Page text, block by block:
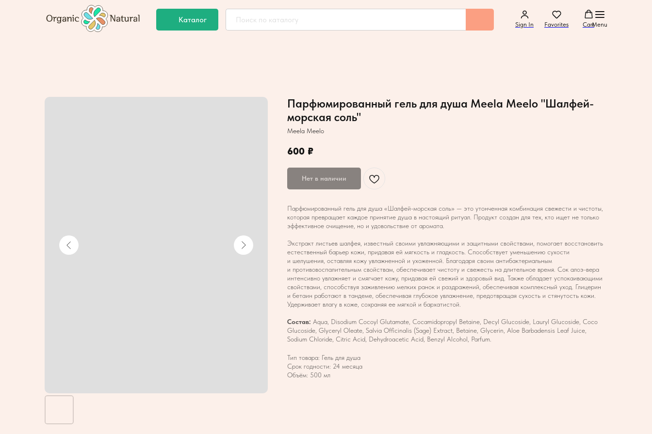
Каталог
Sign In Favorites CartMenu
Парфюмированный гель для душа Meela Meelo "Шалфей-
морская соль"
Meela Meelo
600 ₽
Нет в наличии
Парфюмированный гель для душа «Шалфей-морская соль» — это утонченная комбинация свежести и чистоты,
которая превращает каждое принятие душа в настоящий ритуал. Продукт создан для тех, кто ищет не только
эффективное очищение, но и удовольствие от аромата.
Экстракт листьев шалфея, известный своими увлажняющими и защитными свойствами, помогает восстановить
естественный барьер кожи, придавая ей мягкость и гладкость. Способствует уменьшению сухости
и шелушения, оставляя кожу увлажненной и ухоженной. Благодаря своим антибактериальным
и противовоспалительным свойствам, обеспечивает чистоту и свежесть на длительное время. Сок алоэ-вера
интенсивно увлажняет и смягчает кожу, придавая ей свежий и здоровый вид. Также обладает успокаивающими
свойствами, способствуя заживлению мелких ранок и раздражений, обеспечивая комплексный уход. Глицерин
и бетаин работают в тандеме, обеспечивая глубокое увлажнение, предотвращая сухость и стянутость кожи.
Удерживает влагу в коже, сохраняя ее мягкой и бархатистой.
Состав: Aqua, Disodium Cocoyl Glutamate, Cocamidopropyl Betaine, Decyl Glucoside, Lauryl Glucoside, Coco
Glucoside, Glyceryl Oleate, Salvia Officinalis (Sage) Extract, Betaine, Glycerin, Aloe Barbadensis Leaf Juice,
Sodium Chloride, Citric Acid, Dehydroacetic Acid, Benzyl Alcohol, Parfum.
Тип товара: Гель для душа
Срок годности: 24 месяца
Объём: 500 мл